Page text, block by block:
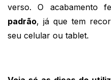
verso. O acabamento
padrão, já que tem
seu celular ou tablet.